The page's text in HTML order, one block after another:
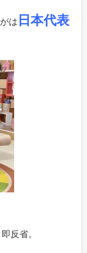
は 日本代表
即反省。